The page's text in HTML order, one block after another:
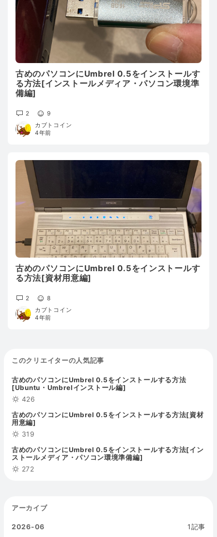
古めのパソコンにUmbrel 0.5をインストールす
る方法[インストールメディア・パソコン環境準
備編]
2
9
カブトコイン
4年前
古めのパソコンにUmbrel 0.5をインストールす
る方法[資材用意編]
2
8
カブトコイン
4年前
このクリエイターの人気記事
古めのパソコンにUmbrel 0.5をインストールする方法
[Ubuntu・Umbrelインストール編]
426
古めのパソコンにUmbrel 0.5をインストールする方法[資材
用意編]
319
古めのパソコンにUmbrel 0.5をインストールする方法[イン
ストールメディア・パソコン環境準備編]
272
アーカイブ
2026-06
1記事